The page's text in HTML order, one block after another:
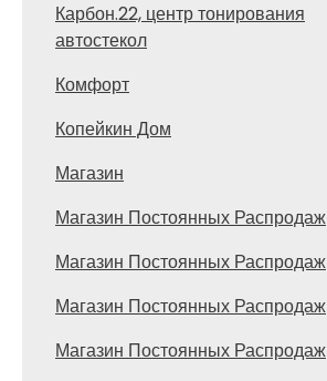
Карбон.22, центр тонирования
автостекол
Комфорт
Копейкин Дом
Магазин
Магазин Постоянных Распродаж
Магазин Постоянных Распродаж
Магазин Постоянных Распродаж
Магазин Постоянных Распродаж